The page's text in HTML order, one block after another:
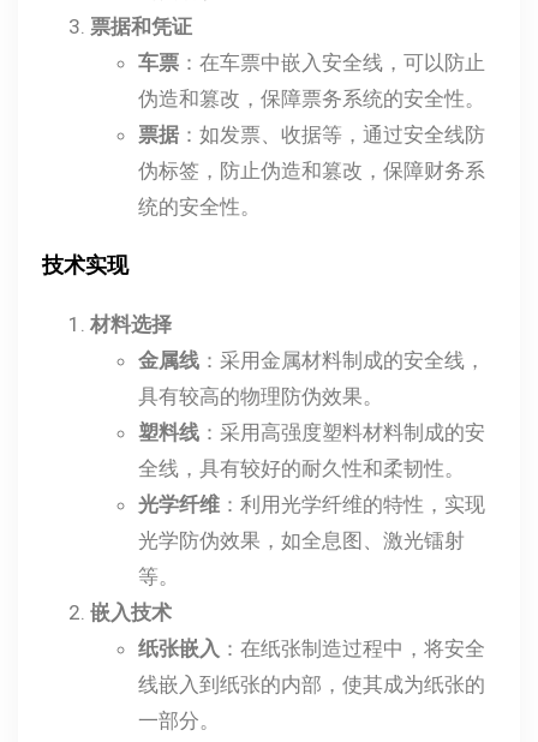
票据和凭证
车票 ：在车票中嵌入安全线，可以防止
伪造和篡改，保障票务系统的安全性。
票据 ：如发票、收据等，通过安全线防
伪标签，防止伪造和篡改，保障财务系
统的安全性。
技术实现
材料选择
金属线 ：采用金属材料制成的安全线，
具有较高的物理防伪效果。
塑料线 ：采用高强度塑料材料制成的安
全线，具有较好的耐久性和柔韧性。
光学纤维 ：利用光学纤维的特性，实现
光学防伪效果，如全息图、激光镭射
等。
嵌入技术
纸张嵌入 ：在纸张制造过程中，将安全
线嵌入到纸张的内部，使其成为纸张的
一部分。